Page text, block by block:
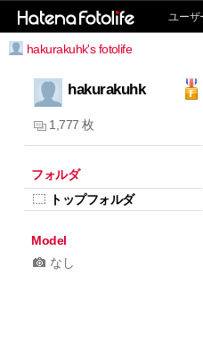
ユーザ
hakurakuhk's fotolife
hakurakuhk
1,777 枚
フォルダ
トップフォルダ
Model
なし